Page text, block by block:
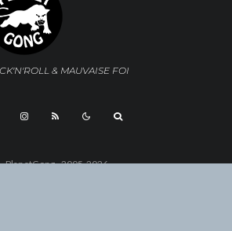
& MAUVAISE FOI
PlanetGong - 2005-2026